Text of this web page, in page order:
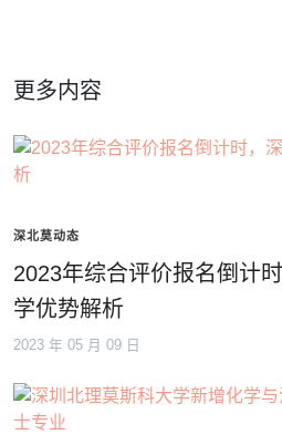
更多内容
深北莫动态
2023年综合评价报名倒计
学优势解析
2023 年 05 月 09 日